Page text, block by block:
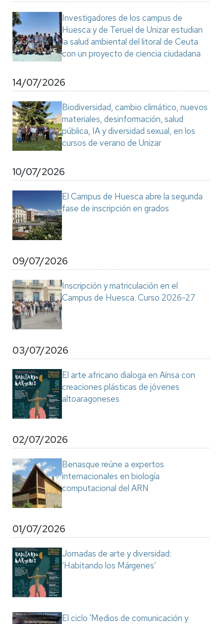
Investigadores de los campus de
Huesca y de Teruel de Unizar estudian
la salud ambiental del litoral de Ceuta
con un proyecto de ciencia ciudadana
14/07/2026
Biodiversidad, cambio climático, nuevos
materiales, desinformación, salud
pública, IA y diversidad sexual, en los
cursos de verano de Unizar
10/07/2026
El Campus de Huesca abre la segunda
fase de inscripción en grados
09/07/2026
Inscripción y matriculación en el
Campus de Huesca. Curso 2026-27
03/07/2026
El arte africano dialoga en Aínsa con
creaciones plásticas de jóvenes
altoaragoneses
02/07/2026
Benasque reúne a expertos
internacionales en biología
computacional del ARN
01/07/2026
Jornadas de arte y diversidad:
‘Habitando los Márgenes’
El ciclo 'Medios de comunicación y